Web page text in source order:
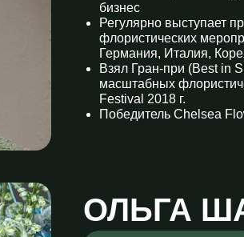
бизнес
Регулярно выступает
флористических
Германия, Италия,
Взял Гран-при (Best in
масштабных
Festival 2018 г.
Победитель Chelsea
ОЛЬГА